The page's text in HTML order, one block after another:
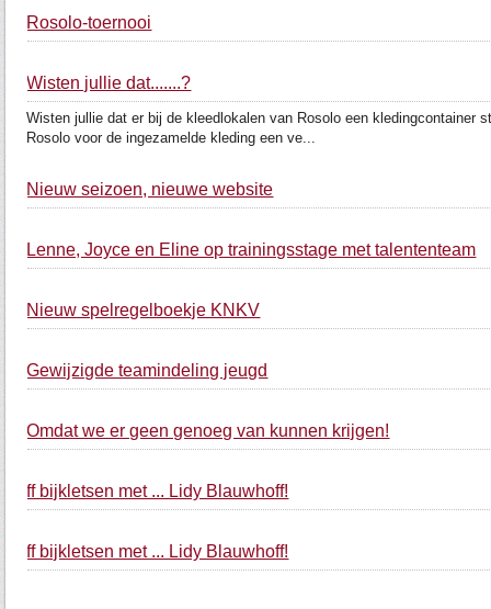
Rosolo-toernooi
Wisten jullie dat.......?
Wisten jullie dat er bij de kleedlokalen van Rosolo een
Rosolo voor de ingezamelde kleding een ve...
Nieuw seizoen, nieuwe website
Lenne, Joyce en Eline op trainingsstage met talententeam
Nieuw spelregelboekje KNKV
Gewijzigde teamindeling jeugd
Omdat we er geen genoeg van kunnen krijgen!
ff bijkletsen met ... Lidy Blauwhoff!
ff bijkletsen met ... Lidy Blauwhoff!